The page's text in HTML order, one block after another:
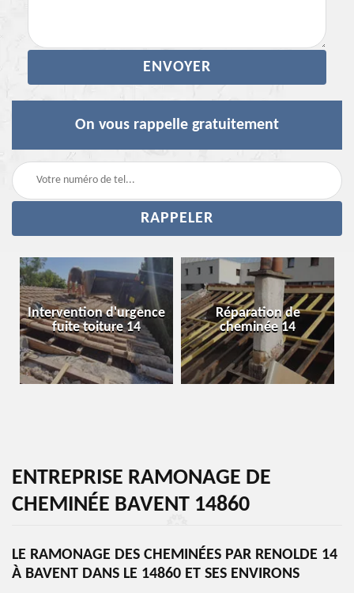
On vous rappelle gratuitement
Intervention d'urgence
fuite toiture 14
Réparation de
cheminée 14
ENTREPRISE RAMONAGE DE
CHEMINÉE BAVENT 14860
LE RAMONAGE DES CHEMINÉES PAR RENOLDE 14
À BAVENT DANS LE 14860 ET SES ENVIRONS